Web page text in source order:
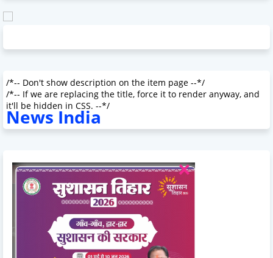
/*-- Don't show description on the item page --*/
/*-- If we are replacing the title, force it to render anyway, and
it'll be hidden in CSS. --*/
News India